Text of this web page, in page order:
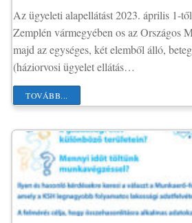
Az ügyeleti alapellátást 2023. április 1-
Zemplén vármegyében os az Országos
majd az egységes, két elemből álló,
(háziorvosi ügyelet ellátás…
TOVÁBB...